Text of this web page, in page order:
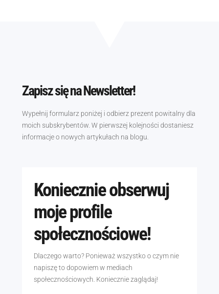
Zapisz się na Newsletter!
Wypełnij formularz poniżej i odbierz prezent powitalny dla
moich subskrybentów. W pierwszej kolejności dostaniesz
informacje o nowych artykułach na blogu.
Koniecznie obserwuj
moje profile
społecznościowe!
Dlaczego warto? Ponieważ wszystko o czym nie
napiszę to dopowiem w mediach
społecznościowych. Koniecznie zaglądaj!